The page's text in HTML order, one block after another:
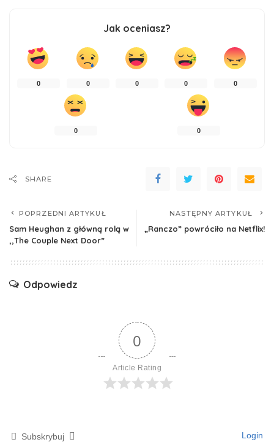
Jak oceniasz?
0 0 0 0 0
0 0
SHARE
POPRZEDNI ARTYKUŁ
Sam Heughan z główną rolą w
,,The Couple Next Door”
NASTĘPNY ARTYKUŁ
„Ranczo” powróciło na Netflix!
Odpowiedz
0
Article Rating
Subskrybuj Login